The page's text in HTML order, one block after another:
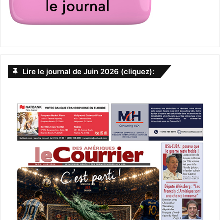
Fort Lauderdale Boat Show
l’occasion de pouvoir admirer (ou acquérir) les dernières
merveilles !
Notre article sur le Boat Show
Lire le journal de Juin 2026 (cliquez):